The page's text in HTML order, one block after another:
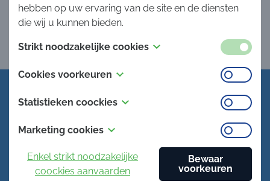
hebben op uw ervaring van de site en de diensten
die wij u kunnen bieden.
Strikt noodzakelijke cookies
Deze cookies zijn noodzakelijk voor het functioneren
uitgeschakeld in onze systemen. Ze worden meestal
alleen geplaatst als reactie op handelingen van u die
neerkomen op een verzoek om diensten, zoals het
invullen van formulieren. U kunt uw browser zo
instellen dat deze cookies worden geblokkeerd of
Cookies voorkeuren
Deze cookies, ook wel bekend als
"functionaliteitscookies", zorgen ervoor dat een
website in het verleden gemaakte keuzes kan
onthouden, zoals welke taal uw voorkeur heeft,
voor welke regio u weerberichten wilt of wat uw
gebruikersnaam en wachtwoord zijn zodat u
Statistieken coockies
Deze cookies, ook wel "prestatiecookies" genoemd,
gebruikt, zoals welke pagina's u hebt bezocht en op
welke koppelingen u hebt geklikt. Geen van deze
Marketing cookies
Deze cookies volgen uw online activiteiten om
adverteerders te helpen relevantere advertenties te
Enkel strikt noodzakelijke
coockies aanvaarden
Bewaar
voorkeuren